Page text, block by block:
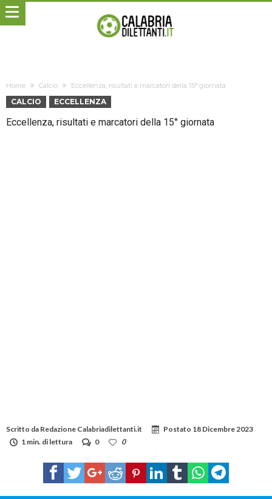
Home Calcio Eccellenza, risultati e marcatori della 15° giornata
CALCIO ECCELLENZA
Eccellenza, risultati e marcatori della 15° giornata
Scritto da Redazione Calabriadilettanti.it Postato 18 Dicembre 2023
1 min. di lettura
0 0